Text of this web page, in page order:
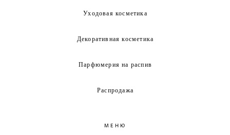
Уходовая косметика
Декоративная косметика
Парфюмерия на распив
Распродажа
МЕНЮ